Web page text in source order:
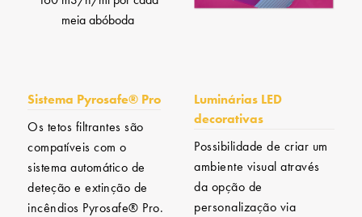
meia abóboda
Sistema Pyrosafe® Pro
Os tetos filtrantes são
compatíveis com o
sistema automático de
deteção e extinção de
incêndios Pyrosafe® Pro.
Luminárias LED
decorativas
Possibilidade de criar um
ambiente visual através
da opção de
personalização via